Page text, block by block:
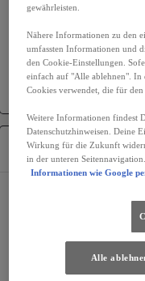
Getriebe
Antrieb
Getriebe
Ausstattung
Beifahrersitz
gewährleisten.
Nähere Informationen zu den
umfassten Informationen und
den Cookie-Einstellungen.
einfach auf "Alle ablehnen". In
Cookies verwendet, die für den
Weitere Informationen findest
Datenschutzhinweisen. Deine
Wirkung für die Zukunft
in der unteren Seitennavigation.
Informationen wie Google
Alle